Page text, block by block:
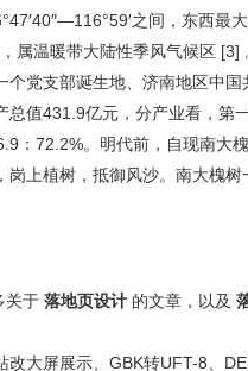
之间，东西最
属温暖带大陆性季风气候区 [3]
党支部诞生地、济南地区中国
值431.9亿元，分产业看，第
72.2%。明代前，自现南大
上植树，抵御风沙。南大槐
关于落地页设计 的文章，以及
大屏展示、GBK转UFT-8、